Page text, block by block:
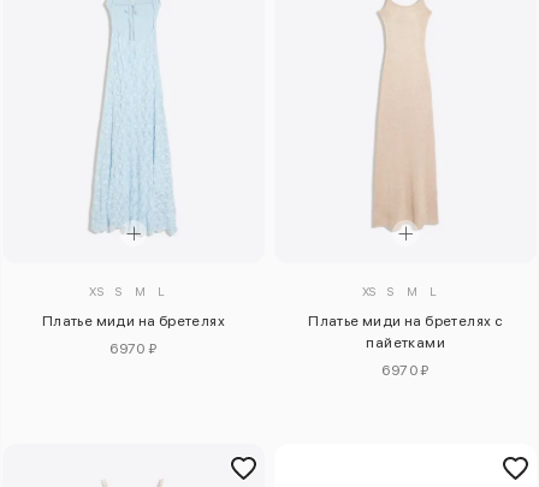
XS S M L
Платье миди на бретелях
6970 ₽
XS S M L
Платье миди на бретелях с
пайетками
6970 ₽